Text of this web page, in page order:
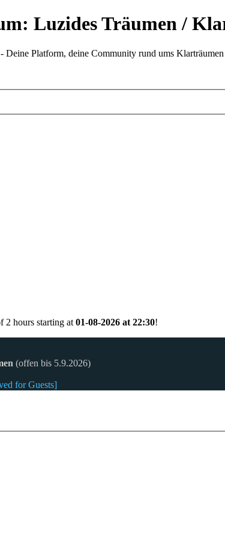
Luzides Träumen /
Platform, deine Community rund ums Klarträumen
2 hours starting at01-08-2026 at 22:30!
(offen bis 5.9.2026)
for Guests]